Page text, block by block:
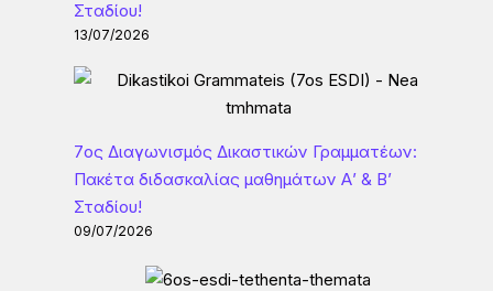
Σταδίου!
13/07/2026
7ος Διαγωνισμός Δικαστικών Γραμματέων:
Πακέτα διδασκαλίας μαθημάτων Α’ & Β’
Σταδίου!
09/07/2026